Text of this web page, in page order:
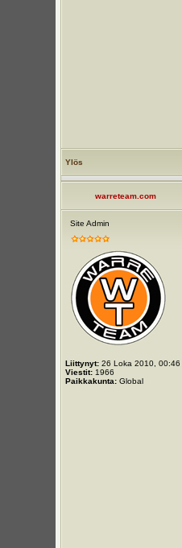
Ylös
warreteam.com
Site Admin
Liittynyt:26 Loka 2010, 00:46
Viestit:1966
Paikkakunta:Global